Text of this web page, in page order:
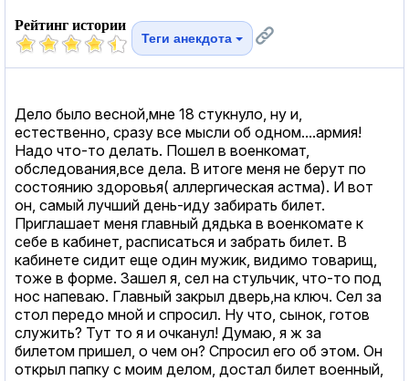
Рейтинг истории
Теги анекдота
Дело было весной,мне 18 стукнуло, ну и,
естественно, сразу все мысли об одном....армия!
Надо что-то делать. Пошел в военкомат,
обследования,все дела. В итоге меня не берут по
состоянию здоровья( аллергическая астма). И вот
он, самый лучший день-иду забирать билет.
Приглашает меня главный дядька в военкомате к
себе в кабинет, расписаться и забрать билет. В
кабинете сидит еще один мужик, видимо товарищ,
тоже в форме. Зашел я, сел на стульчик, что-то под
нос напеваю. Главный закрыл дверь,на ключ. Сел за
стол передо мной и спросил. Ну что, сынок, готов
служить? Тут то я и очканул! Думаю, я ж за
билетом пришел, о чем он? Спросил его об этом. Он
открыл папку с моим делом, достал билет военный,